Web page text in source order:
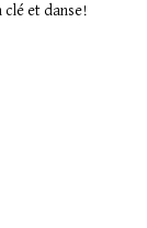
clé et danse!